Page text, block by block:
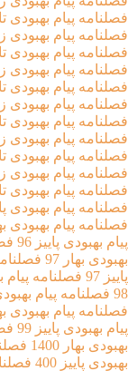
فصلنامه پیام بهبودی
فصلنامه پیام بهبودی
فصلنامه پیام بهبودی
فصلنامه پیام بهبودی
فصلنامه پیام بهبودی
فصلنامه پیام بهبودی
فصلنامه پیام بهبودی
فصلنامه پیام بهبودی
فصلنامه پیام بهبودی
فصلنامه پیام بهبودی
فصلنامه پیام بهبودی
فصلنامه پیام بهبودی پاییز
فصلنامه پیام بهبودی بهار
پیام بهبودی پاییز 96
بهبودی بهار 97
پاییز 97
فصلنامه پیام
98 فصلنامه پیام بهبودی
فصلنامه پیام بهبودی بهار
پیام بهبودی پاییز 99
بهبودی بهار 1400
بهبودی پاییز 400